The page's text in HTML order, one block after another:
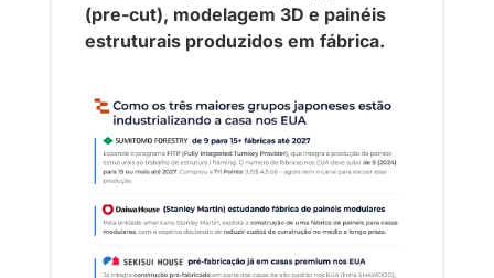
(pre-cut), modelagem 3D e painéis
estruturais produzidos em fábrica.